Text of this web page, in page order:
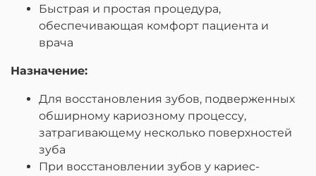
Быстрая и простая процедура,
обеспечивающая комфорт пациента и
врача
Назначение:
Для восстановления зубов, подверженных
обширному кариозному процессу,
затрагивающему несколько поверхностей
зуба
При восстановлении зубов у кариес-